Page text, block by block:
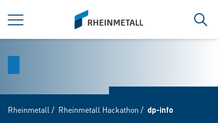
MENÜ
siteLogo
Rheinmetall / Rheinmetall Hackathon / dp-info